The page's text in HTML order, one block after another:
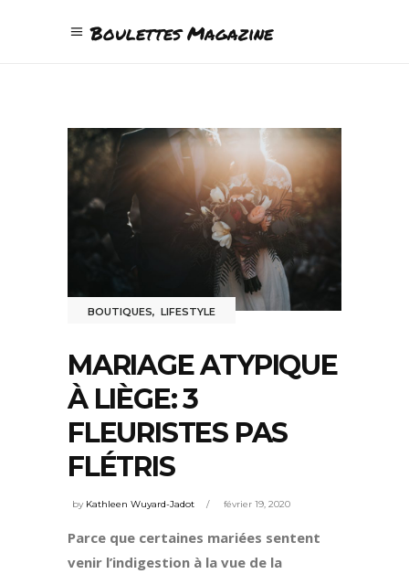
Boulettes Magazine
BOUTIQUES,LIFESTYLE
MARIAGE ATYPIQUE
À LIÈGE: 3
FLEURISTES PAS
FLÉTRIS
by Kathleen Wuyard-Jadot février 19, 2020
Parce que certaines mariées sentent
venir l’indigestion à la vue de la